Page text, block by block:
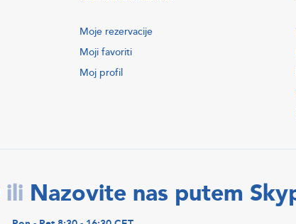
Moje rezervacije
Moji favoriti
Moj profil
ili Nazovite nas putem